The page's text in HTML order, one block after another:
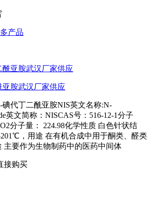
产品
胺武汉厂家供应
代丁二酰亚胺NIS英文名称:N-
英文简称：NISCAS号：516-12-1分子
分子量： 224.98化学性质 白色针状结
，用途 在有机合成中用于酮类、醛类
主要作为生物制药中的医药中间体
接购买